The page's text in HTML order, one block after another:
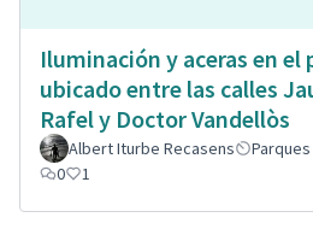
Iluminación y aceras en el
ubicado entre las calles
Rafel y Doctor Vandellòs
Albert Iturbe Recasens
0
1